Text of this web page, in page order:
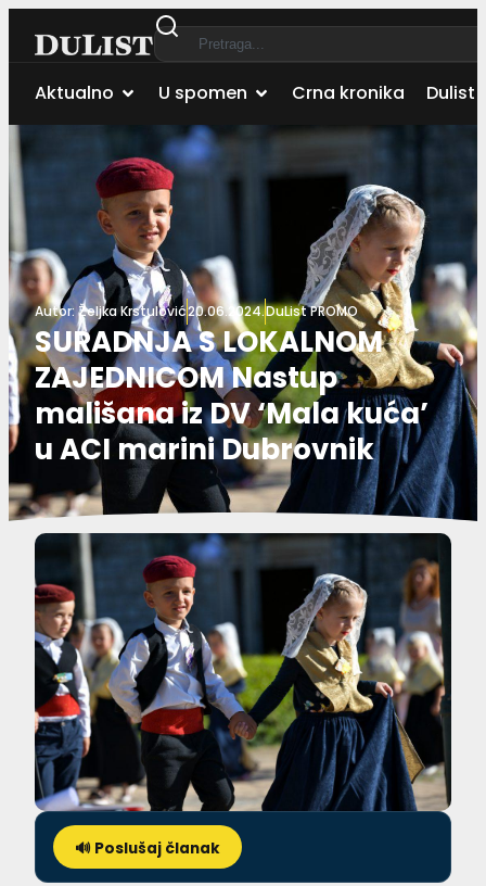
Aktualno U spomen Crna kronika Dulist
Autor:Željka Krstulović20.06.2024.DuList PROMO
SURADNJA S LOKALNOM
ZAJEDNICOM Nastup
mališana iz DV ‘Mala kuća’
u ACI marini Dubrovnik
🔊 Poslušaj članak